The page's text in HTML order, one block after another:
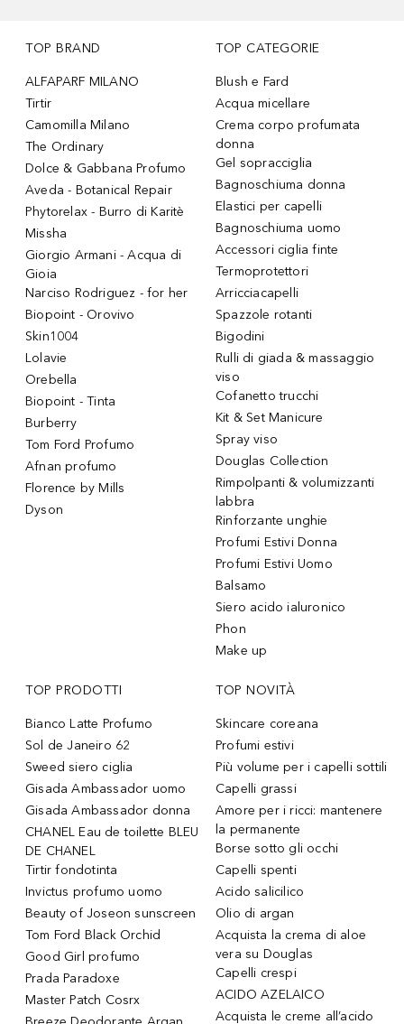
TOP BRAND
ALFAPARF MILANO
Tirtir
Camomilla Milano
The Ordinary
Dolce & Gabbana Profumo
Aveda - Botanical Repair
Phytorelax - Burro di Karitè
Missha
Giorgio Armani - Acqua di
Gioia
Narciso Rodriguez - for her
Biopoint - Orovivo
Skin1004
Lolavie
Orebella
Biopoint - Tinta
Burberry
Tom Ford Profumo
Afnan profumo
Florence by Mills
Dyson
TOP CATEGORIE
Blush e Fard
Acqua micellare
Crema corpo profumata
donna
Gel sopracciglia
Bagnoschiuma donna
Elastici per capelli
Bagnoschiuma uomo
Accessori ciglia finte
Termoprotettori
Arricciacapelli
Spazzole rotanti
Bigodini
Rulli di giada & massaggio
viso
Cofanetto trucchi
Kit & Set Manicure
Spray viso
Douglas Collection
Rimpolpanti & volumizzanti
labbra
Rinforzante unghie
Profumi Estivi Donna
Profumi Estivi Uomo
Balsamo
Siero acido ialuronico
Phon
Make up
TOP PRODOTTI
Bianco Latte Profumo
Sol de Janeiro 62
Sweed siero ciglia
Gisada Ambassador uomo
Gisada Ambassador donna
CHANEL Eau de toilette BLEU
DE CHANEL
Tirtir fondotinta
Invictus profumo uomo
Beauty of Joseon sunscreen
Tom Ford Black Orchid
Good Girl profumo
Prada Paradoxe
Master Patch Cosrx
TOP NOVITÀ
Skincare coreana
Profumi estivi
Più volume per i capelli sottili
Capelli grassi
Amore per i ricci: mantenere
la permanente
Borse sotto gli occhi
Capelli spenti
Acido salicilico
Olio di argan
Acquista la crema di aloe
vera su Douglas
Capelli crespi
ACIDO AZELAICO
Acquista le creme all’acido